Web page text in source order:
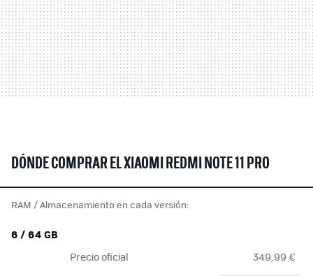
DÓNDE COMPRAR EL XIAOMI REDMI NOTE 11 PRO
RAM / Almacenamiento en cada versión:
6 / 64 GB
Precio oficial 349,99 €